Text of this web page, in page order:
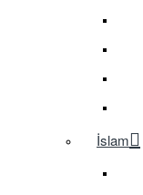
İslam